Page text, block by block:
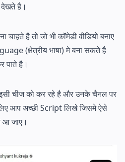
देखते है।
है तो जो भी कॉमेडी वीडियो बनाए
(क्षेत्रीय भाषा) मे बना सकते है
पाते है।
चीज को कर रहे है और उनके चैनल पर
आप अच्छी Script लिखे जिसमे ऐसे
आ जाए।